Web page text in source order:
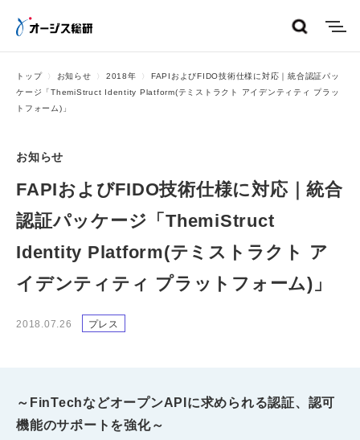
トップ お知らせ 2018年
FAPIおよびFIDO技術仕様に対応｜統合認証パッ
ケージ「ThemiStruct Identity Platform(テミストラクト アイデンティティ プラッ
トフォーム)」
お知らせ
FAPIおよびFIDO技術仕様に対応｜統合
認証パッケージ「ThemiStruct
Identity Platform(テミストラクト ア
イデンティティ プラットフォーム)」
2018.07.26 プレス
～FinTechなどオープンAPIに求められる認証、認可
機能のサポートを強化～